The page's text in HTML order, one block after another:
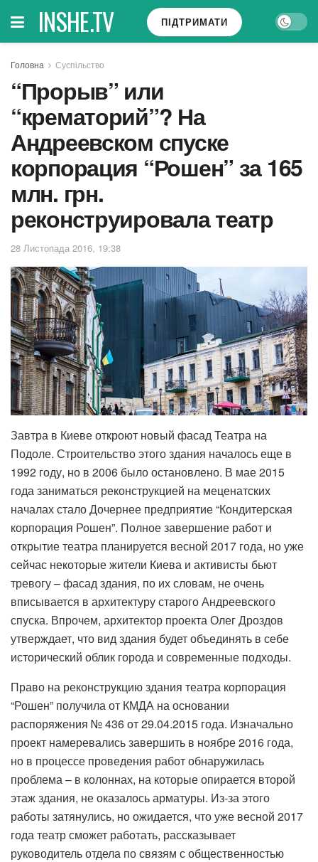
INSHE.TV ПІДТРИМАТИ
Головна Суспільство
“Прорыв” или
“крематорий”? На
Андреевском спуске
корпорация “Рошен” за 165
млн. грн.
реконструировала театр
28 Листопада 2016, 19:38
Завтра в Киеве откроют новый фасад Театра на
Подоле. Строительство этого здания началось еще в
1992 году, но в 2006 было остановлено. В мае 2015
года заниматься реконструкцией на меценатских
началах стало Дочернее предприятие “Кондитерская
корпорация Рошен”. Полное завершение работ и
открытие театра планируется весной 2017 года, но уже
сейчас некоторые жители Киева и активисты бьют
тревогу – фасад здания, по их словам, не очень
вписывается в архитектуру старого Андреевского
спуска. Впрочем, архитектор проекта Олег Дроздов
утверждает, что вид здания будет объединять в себе
исторический облик города и современные подходы.
Право на реконструкцию здания театра корпорация
“Рошен” получила от КМДА на основании
распоряжения № 436 от 29.04.2015 года. Изначально
проект намеревались завершить в ноябре 2016 года,
но в процессе проведения работ обнаружилась
проблема – в колоннах, на которые опирается второй
этаж здания, не оказалось арматуры. Из-за этого
работы затянулись, но ожидается, что уже весной 2017
года театр сможет работать, рассказывает
руководитель отдела по связям с общественностью